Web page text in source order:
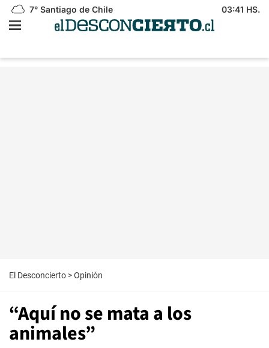
7° Santiago de Chile 03:41 HS.
El Desconcierto >Opinión
“Aquí no se mata a los
animales”